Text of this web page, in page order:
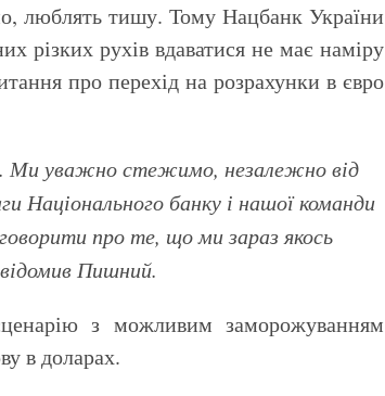
люблять тишу. Тому Нацбанк України
різких рухів вдаватися не має наміру
про перехід на розрахунки в євро
Ми уважно стежимо, незалежно від
Національного банку і нашої команди
про те, що ми зараз якось
Пишний.
з можливим заморожуванням
в доларах.